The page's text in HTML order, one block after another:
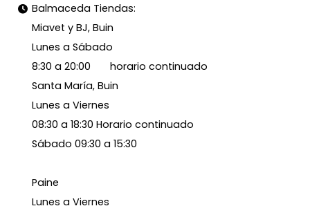
Balmaceda Tiendas:
Miavet y BJ, Buin
Lunes a Sábado
8:30 a 20:00 horario continuado
Santa María, Buin
Lunes a Viernes
08:30 a 18:30 Horario continuado
Sábado 09:30 a 15:30
Paine
Lunes a Viernes